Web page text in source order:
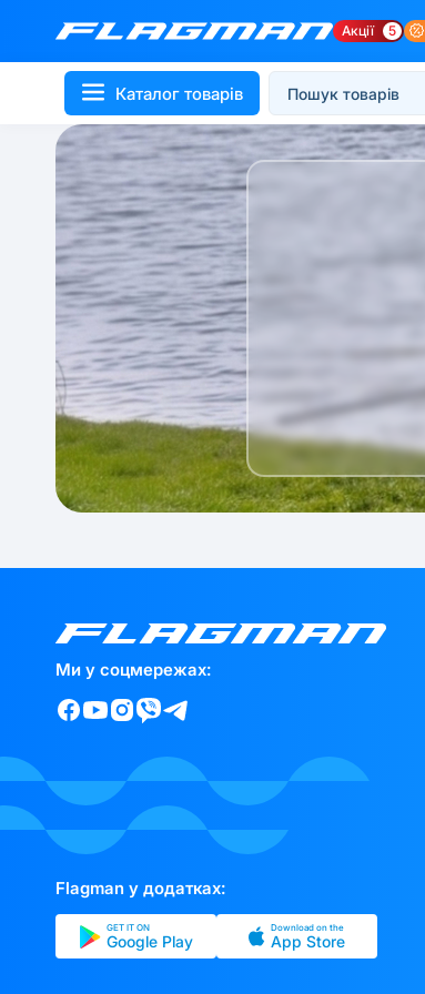
Акції 5
Каталог товарів
Ми у соцмережах:
Flagman у додатках:
GET IT ON
Google Play
Download on the
App Store